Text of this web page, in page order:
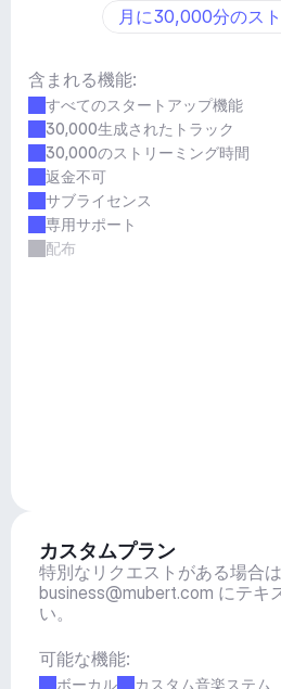
月に30,000分のス
含まれる機能:
すべてのスタートアップ機能
30,000生成されたトラック
30,000のストリーミング時間
返金不可
サブライセンス
専用サポート
配布
カスタムプラン
特別なリクエストがある場合は
business@mubert.com にテキ
い。
可能な機能:
ボーカル カスタム音楽ステム